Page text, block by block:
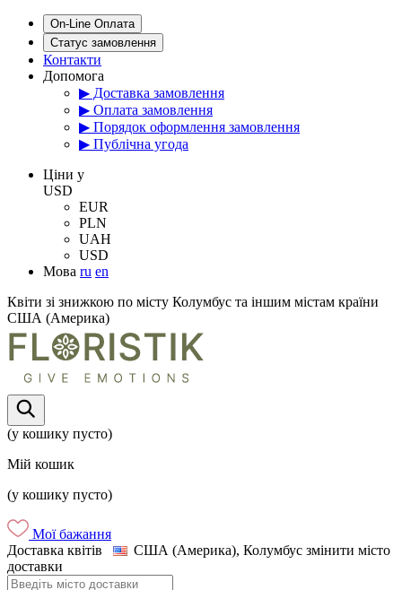
On-Line Оплата
Статус замовлення
Контакти
Допомога
▶ Доставка замовлення
▶ Оплата замовлення
▶ Порядок оформлення замовлення
▶ Публічна угода
Цiни у
USD
EUR
PLN
UAH
USD
Мова ru en
Квіти зі знижкою по місту Колумбус та іншим містам країни
США (Америка)
(у кошику пусто)
Мій кошик
(у кошику пусто)
Мої бажання
Доставка квітів
США (Америка), Колумбус змінити місто
доставки